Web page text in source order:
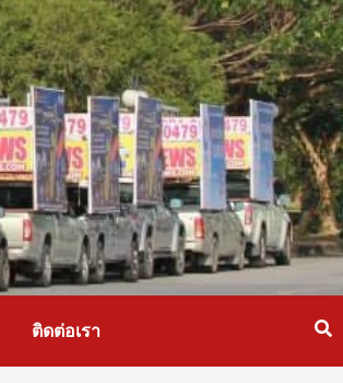
ติดต่อเรา